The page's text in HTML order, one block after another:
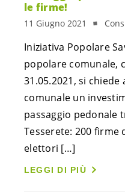
le firme!
11 Giugno 2021
Iniziativa Popolare
popolare comunale,
31.05.2021, si
comunale un
passaggio pedonale
Tesserete: 200 firme
elettori […]
LEGGI DI PIÙ